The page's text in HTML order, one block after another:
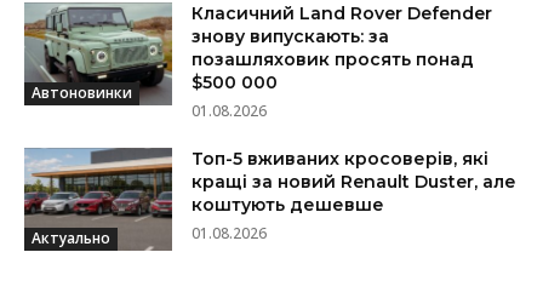
Автоновинки
Класичний Land Rover Defender
знову випускають: за
позашляховик просять понад
$500 000
01.08.2026
Актуально
Топ-5 вживаних кросоверів, які
кращі за новий Renault Duster, але
коштують дешевше
01.08.2026